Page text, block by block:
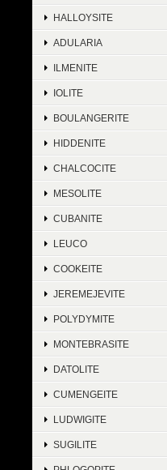
HALLOYSITE
ADULARIA
ILMENITE
IOLITE
BOULANGERITE
HIDDENITE
CHALCOCITE
MESOLITE
CUBANITE
LEUCO
COOKEITE
JEREMEJEVITE
POLYDYMITE
MONTEBRASITE
DATOLITE
CUMENGEITE
LUDWIGITE
SUGILITE